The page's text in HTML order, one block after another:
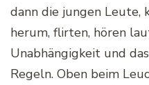
dann die jungen Leute,
herum, flirten, hören
Unabhängigkeit und
Regeln. Oben beim